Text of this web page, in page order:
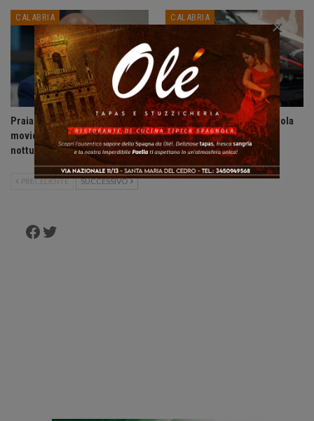
CALABRIA
Praia a Mare: ordinanza anti-
movida, vietate le uscite
notturne ai minori di 14 anni.
CALABRIA
Accoltella coetaneo alla gola
durante litigio, arrestato
sessantenne.
PRECEDENTE SUCCESSIVO
Facebook
Twitter
×